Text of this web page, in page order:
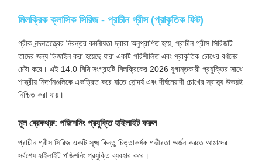
মিলক্রিক ক্লাসিক সিরিজ - প্রাচীন গ্রীস (প্রাকৃতিক ফিট)
গ্রীক নন্দনতত্ত্বের নিরন্তর কমনীয়তা দ্বারা অনুপ্রাণিত হয়ে, প্রাচীন গ্রীস সিরিজটি
তাদের জন্য ডিজাইন করা হয়েছে যারা একটি পরিশীলিত এবং প্রাকৃতিক চোখের বর্ধনের
চেষ্টা করে। এই 14.0 মিমি সংগ্রহটি মিলক্রিকের 2026 যুগান্তকারী প্রযুক্তির সাথে
শাস্ত্রীয় নিদর্শনগুলিকে একত্রিত করে যাতে সৌন্দর্য এবং দীর্ঘমেয়াদী চোখের স্বাস্থ্য উভয়ই
নিশ্চিত করা যায়।
মূল ব্রেকথ্রু: পজিশনিং প্রযুক্তি হাইলাইট করুন
প্রাচীন গ্রীস সিরিজ একটি সূক্ষ্ম কিন্তু চিত্তাকর্ষক গভীরতা অর্জন করতে আমাদের
সর্বশেষ হাইলাইট পজিশনিং প্রযুক্তি ব্যবহার করে।